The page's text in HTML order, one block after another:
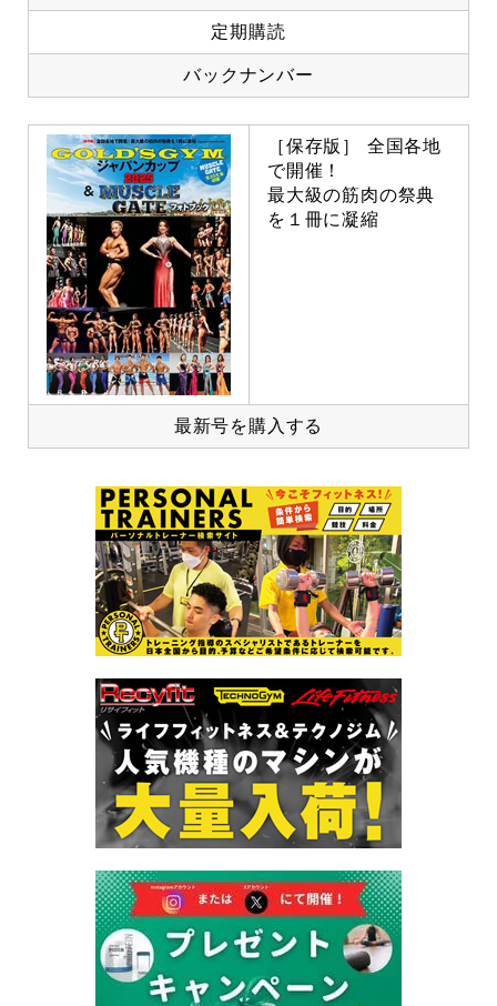
定期購読
バックナンバー
［保存版］ 全国各地
で開催！
最大級の筋肉の祭典
を１冊に凝縮
最新号を購入する